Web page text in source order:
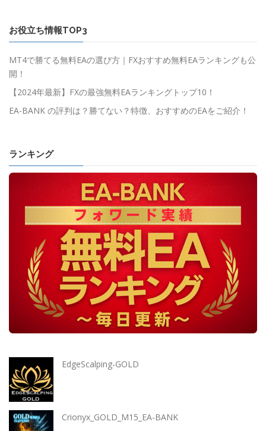
お役立ち情報TOP3
MT4で勝てる無料EAの選び方｜FXおすすめ無料EAランキングも公
開！
【2024年最新】FXの最強無料EAランキングトップ10！
EA-BANK の評判は？勝てない？特徴、おすすめのEAをご紹介！
ランキング
EdgeScalping-GOLD
Crionyx_GOLD_M15_EA-BANK